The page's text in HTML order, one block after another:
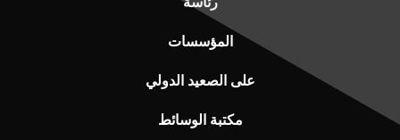
المؤسسات
على الصعيد الدولي
مكتبة الوسائط